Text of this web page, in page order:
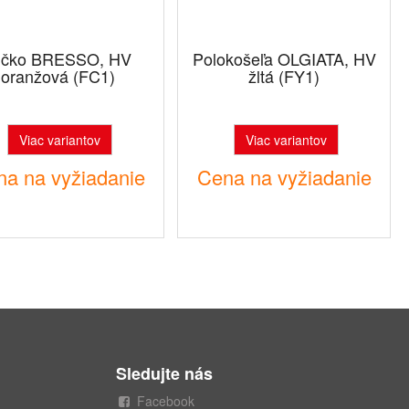
BRESSO, HV
oranžová (FC1)
Viac variantov
na vyžiadanie
Polokošeľa OLGIATA, HV
žltá (FY1)
Viac variantov
Cena na vyžiadanie
Sledujte nás
Facebook